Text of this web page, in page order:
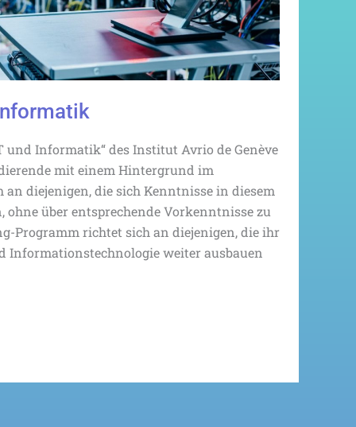
und Informatik“ des Institut Avrio de Genève
mit einem Hintergrund im
diejenigen, die sich Kenntnisse in diesem
ohne über entsprechende Vorkenntnisse zu
Programm richtet sich an diejenigen, die ihr
Informationstechnologie weiter ausbauen